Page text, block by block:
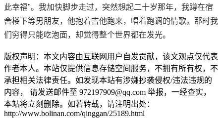
此幸福"。我加快脚步走过，突然想起二十岁那年，我蹲在宿
舍楼下等男朋友，他抱着吉他跑来，唱着跑调的情歌。那时我
们穷得只能吃泡面，却觉得整个世界都在发光。
版权声明：本文内容由互联网用户自发贡献，该文观点仅代表
作者本人。本站仅提供信息存储空间服务，不拥有所有权，不
承担相关法律责任。如发现本站有涉嫌抄袭侵权/违法违规的
内容， 请发送邮件至 972197909@qq.com 举报，一经查实，
本站将立刻删除。如若转载，请注明出处：
http://www.bolinan.com/qinggan/25189.html